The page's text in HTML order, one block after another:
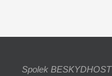
Spolek